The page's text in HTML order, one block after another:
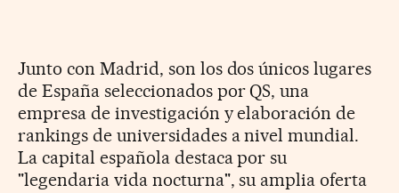
Junto con Madrid, son los dos únicos lugares
de España seleccionados por QS, una
empresa de investigación y elaboración de
rankings de universidades a nivel mundial.
La capital española destaca por su
"legendaria vida nocturna", su amplia oferta